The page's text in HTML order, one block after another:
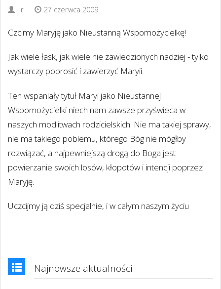
ir 27 czerwca 2009
Czcimy Maryję jako Nieustanną Wspomożycielkę!
Jak wiele łask, jak wiele nie zawiedzionych nadziej - tylko
wystarczy poprosić i zawierzyć Maryii.
Ten wspaniały tytuł Maryi jako Nieustannej
Wspomożycielki niech nam zawsze przyświeca w
naszych modlitwach rodzicielskich. Nie ma takiej sprawy,
nie ma takiego poblemu, którego Bóg nie mógłby
rozwiązać, a najpewniejszą drogą do Boga jest
powierzanie swoich losów, kłopotów i intencji poprzez
Maryję.
Uczcijmy ją dziś specjalnie, i w całym naszym życiu
Najnowsze aktualności